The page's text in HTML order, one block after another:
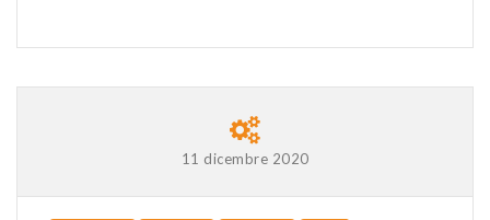
11 dicembre 2020